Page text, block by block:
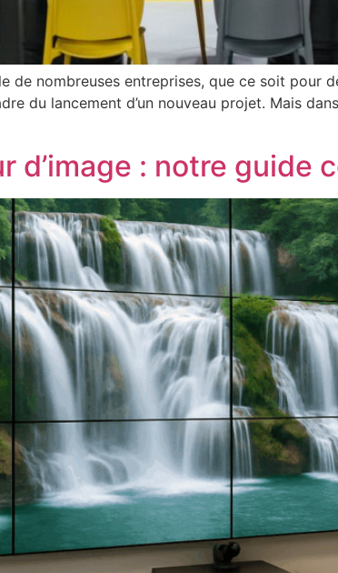
de nombreuses entreprises, que ce soit
du lancement d’un nouveau projet. Mais
d’image : notre guide